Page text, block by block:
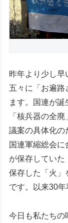
昨年より少し早
五々に「お遍路
ます。国連が
「核兵器の全
議案の具体化の
国連軍縮総会
が保存していた
保存した「火」
です。以来30年
今日も私たちの